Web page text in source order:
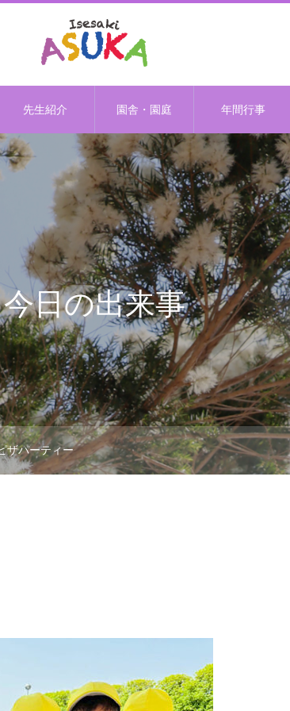
先生紹介 園舎・園庭 年間行事
今日の出来事
ザパーティー